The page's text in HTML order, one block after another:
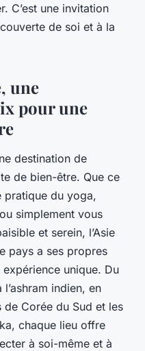
C’est une invitation
de soi et à la
une
pour une
destination de
de bien-être. Que ce
du yoga,
simplement vous
et serein, l’Asie
pays a ses propres
unique. Du
indien, en
de Corée du Sud et les
chaque lieu offre
à soi-même et à